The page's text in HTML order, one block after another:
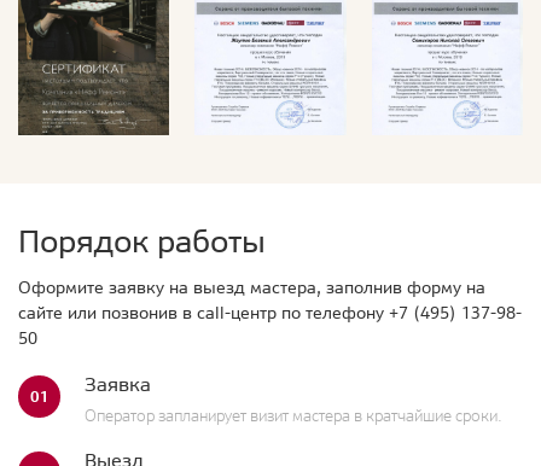
Порядок работы
Оформите заявку на выезд мастера, заполнив форму на
сайте или позвонив в call-центр по телефону +7 (495) 137-98-
50
01 Заявка
Оператор запланирует визит мастера в кратчайшие сроки.
Выезд